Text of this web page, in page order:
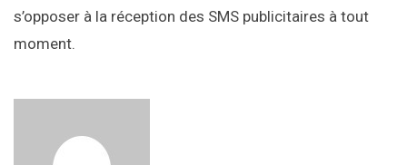
s’opposer à la réception des SMS publicitaires à tout
moment.